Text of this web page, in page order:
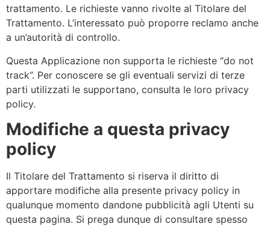
trattamento. Le richieste vanno rivolte al Titolare del
Trattamento. L’interessato può proporre reclamo anche
a un’autorità di controllo.
Questa Applicazione non supporta le richieste “do not
track”. Per conoscere se gli eventuali servizi di terze
parti utilizzati le supportano, consulta le loro privacy
policy.
Modifiche a questa privacy
policy
Il Titolare del Trattamento si riserva il diritto di
apportare modifiche alla presente privacy policy in
qualunque momento dandone pubblicità agli Utenti su
questa pagina. Si prega dunque di consultare spesso